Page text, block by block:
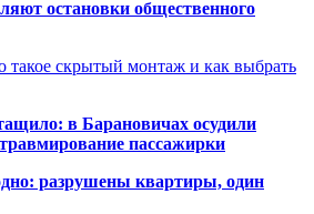
остановки общественного
такое скрытый монтаж и как выбрать
в Барановичах осудили
пассажирки
разрушены квартиры, один